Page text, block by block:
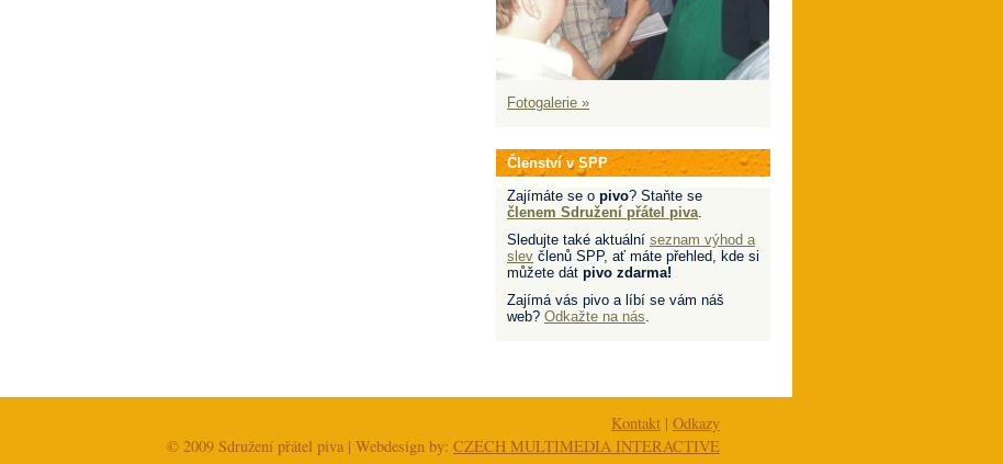
Fotogalerie »
Členství v SPP
Zajímáte se o pivo? Staňte se
členem Sdružení přátel piva.
Sledujte také aktuální seznam výhod a
slev členů SPP, ať máte přehled, kde si
můžete dát pivo zdarma!
Zajímá vás pivo a líbí se vám náš
web? Odkažte na nás.
Kontakt |Odkazy
© 2009 Sdružení přátel piva | Webdesign by:CZECH MULTIMEDIA INTERACTIVE